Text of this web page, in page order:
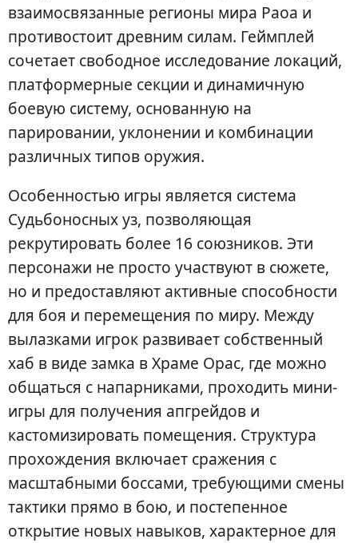
взаимосвязанные регионы мира Раоа и
противостоит древним силам. Геймплей
сочетает свободное исследование локаций,
платформерные секции и динамичную
боевую систему, основанную на
парировании, уклонении и комбинации
различных типов оружия.
Особенностью игры является система
Судьбоносных уз, позволяющая
рекрутировать более 16 союзников. Эти
персонажи не просто участвуют в сюжете,
но и предоставляют активные способности
для боя и перемещения по миру. Между
вылазками игрок развивает собственный
хаб в виде замка в Храме Орас, где можно
общаться с напарниками, проходить мини-
игры для получения апгрейдов и
кастомизировать помещения. Структура
прохождения включает сражения с
масштабными боссами, требующими смены
тактики прямо в бою, и постепенное
открытие новых навыков, характерное для